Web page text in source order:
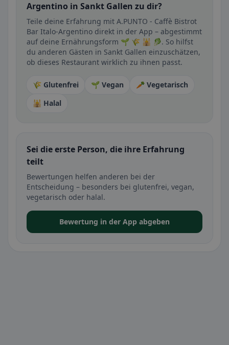
Argentino in Sankt Gallen zu dir?
Teile deine Erfahrung mit A.PUNTO - Caffè Bistrot
Bar Italo-Argentino direkt in der App – abgestimmt
auf deine Ernährungsform 🌱 🌾 🕌 🥬. So hilfst
du anderen Gästen in Sankt Gallen einzuschätzen,
ob dieses Restaurant wirklich zu ihnen passt.
🌾 Glutenfrei 🌱 Vegan
🥕 Vegetarisch
🕌 Halal
Sei die erste Person, die ihre Erfahrung
teilt
Bewertungen helfen anderen bei der
Entscheidung – besonders bei glutenfrei, vegan,
vegetarisch oder halal.
Bewertung in der App abgeben